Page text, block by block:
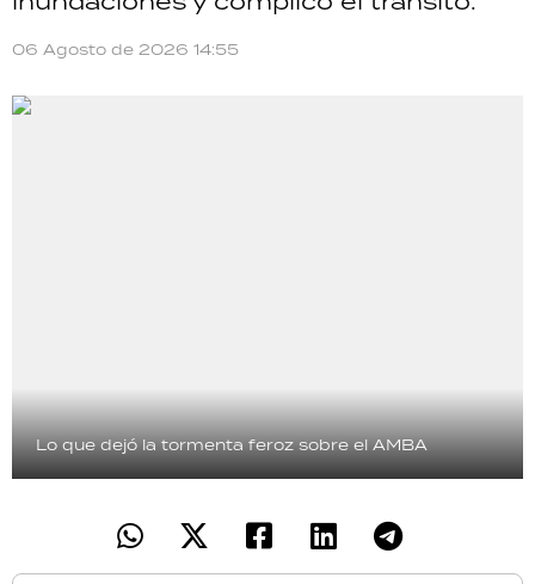
06 Agosto de 2026 14:55
Lo que dejó la tormenta feroz sobre el AMBA